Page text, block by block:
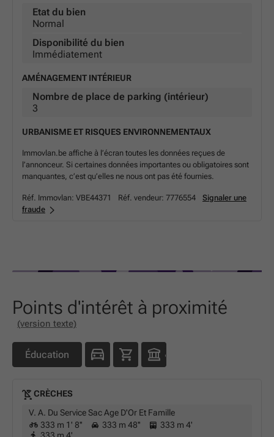
Etat du bien
Normal
Disponibilité du bien
Immédiatement
AMÉNAGEMENT INTÉRIEUR
Nombre de place de parking (intérieur)
3
URBANISME ET RISQUES ENVIRONNEMENTAUX
Immovlan.be affiche à l’écran toutes les données reçues de
l’annonceur. Si certaines données importantes ou obligatoires sont
manquantes, c’est qu’elles ne nous ont pas été fournies.
Réf. Immovlan: VBE44371 Réf. vendeur: 7776554
Signaler une
fraude
Points d'intérêt à proximité
(version texte)
Éducation
CRÈCHES
V. A. Du Service Sac Age D'Or Et Famille
333 m 1' 8''
333 m 48''
333 m 4'